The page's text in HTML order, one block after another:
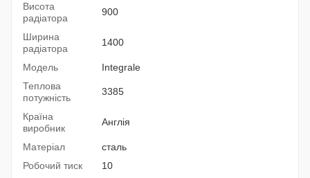
Висота
радіатора
900
Ширина
радіатора
1400
Модель
Integrale
Теплова
потужність
3385
Країна
виробник
Англія
Матеріал
сталь
Робочий тиск
10